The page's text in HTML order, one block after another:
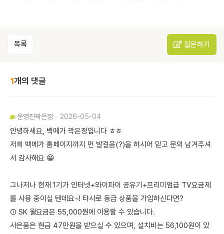
목록 질문하기
1개의 댓글
운영진곽은정 2026-05-04
안녕하세요, 백메가 곽은정입니다 ㅎㅎ
저희 백메가 홈페이지까지 먼 발걸음(?)을 하시어 믿고 문의 남겨주셔
서 감사해요 😁
그나저나 현재 1기가 인터넷+와이파이 공유기+프리미엄급 TV요금제
를 사용 중이실 텐데요~! 타사로 동급 상품을 가입하신다면?
① SK 월요금은 55,000원에 이용할 수 있습니다.
사은품은 현금 47만원을 받으실 수 있으며, 설치비는 56,100원이 있